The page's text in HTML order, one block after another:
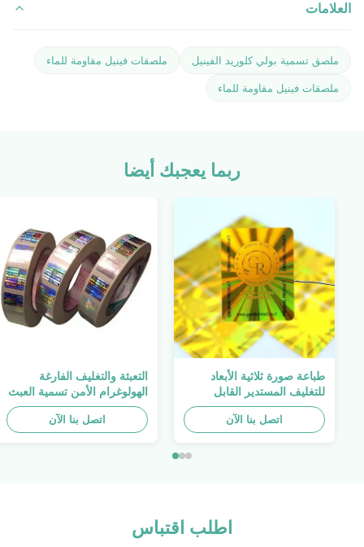
العلامات
ملصق تسمية بولي كلوريد الفينيل
ملصقات فينيل مقاومة للماء
ملصقات فينيل مقاومة للماء
ربما يعجبك أيضا
طباعة صورة ثلاثية الأبعاد
للتغليف المستدير القابل
للطباعة ، الملصق الأصلي ،
صفائح لاصقة ذاتية اللصق
اتصل بنا الآن
التعبئة والتغليف الفارغة
الهولوغرام الأمن تسمية العبث
واضح ملصق الهولوغرام شعار
الليزر
اتصل بنا الآن
اطلب اقتباس